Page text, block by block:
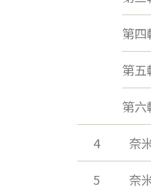
第四
第五
第六
4 奈
5 奈